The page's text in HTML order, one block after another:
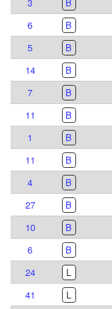
6
B
5
B
14
B
7
B
11
B
1
B
11
B
4
B
27
B
10
B
6
B
24
L
41
L